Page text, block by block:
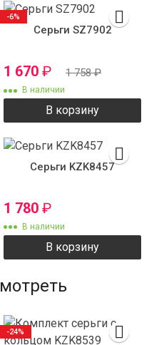
Серьги SZ7902
1 670 ₽ 1 758₽
В наличии
В корзину
-6%
Серьги KZK8457
1 780 ₽
В наличии
В корзину
-24%